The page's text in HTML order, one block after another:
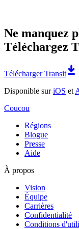
Ne manquez
Téléchargez
Télécharger Transit
Disponible suriOS et
Coucou
Régions
Blogue
Presse
Aide
À propos
Vision
Équipe
Carrières
Confidentialité
Conditions